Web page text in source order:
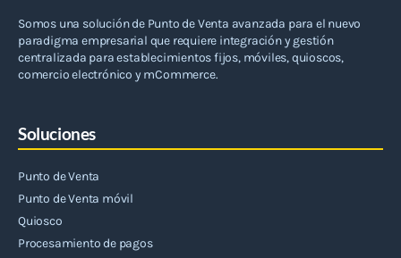
Somos una solución de Punto de Venta avanzada para el nuevo
paradigma empresarial que requiere integración y gestión
centralizada para establecimientos fijos, móviles, quioscos,
comercio electrónico y mCommerce.
Soluciones
Punto de Venta
Punto de Venta móvil
Quiosco
Procesamiento de pagos